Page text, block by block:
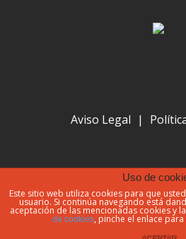
Aviso Legal |
© LanTur
Uso de
Este sitio web utiliza cookies para que
usuario. Si continúa navegando está
aceptación de las mencionadas cookies y
de cookies, pinche el enlace